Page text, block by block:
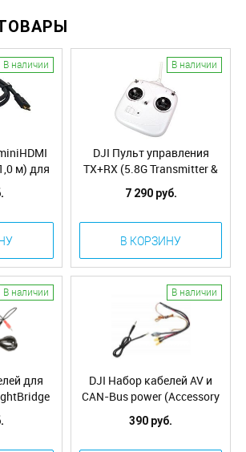
В наличии
м) для
В наличии
DJI Пульт управления
TX+RX (5.8G Transmitter &
Receiver Combo) (Part14)
7 290 руб.
В КОРЗИНУ
В наличии
для
cables
В наличии
DJI Набор кабелей AV и
CAN-Bus power (Accessory
pack) (Part9)
390 руб.